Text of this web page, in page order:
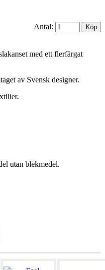
Antal:
med ett flerfärgat
av Svensk designer.
utan blekmedel.